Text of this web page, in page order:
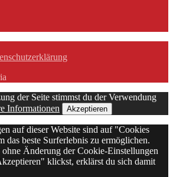
der Seite stimmst du der Verwendung
Informationen Akzeptieren
auf dieser Website sind auf "Cookies
das beste Surferlebnis zu ermöglichen.
ohne Änderung der Cookie-Einstellungen
klickst, erklärst du sich damit